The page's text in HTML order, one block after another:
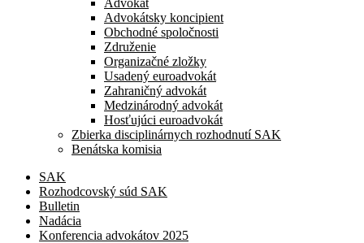
Advokát
Advokátsky koncipient
Obchodné spoločnosti
Združenie
Organizačné zložky
Usadený euroadvokát
Zahraničný advokát
Medzinárodný advokát
Hosťujúci euroadvokát
Zbierka disciplinárnych rozhodnutí SAK
Benátska komisia
SAK
Rozhodcovský súd SAK
Bulletin
Nadácia
Konferencia advokátov 2025